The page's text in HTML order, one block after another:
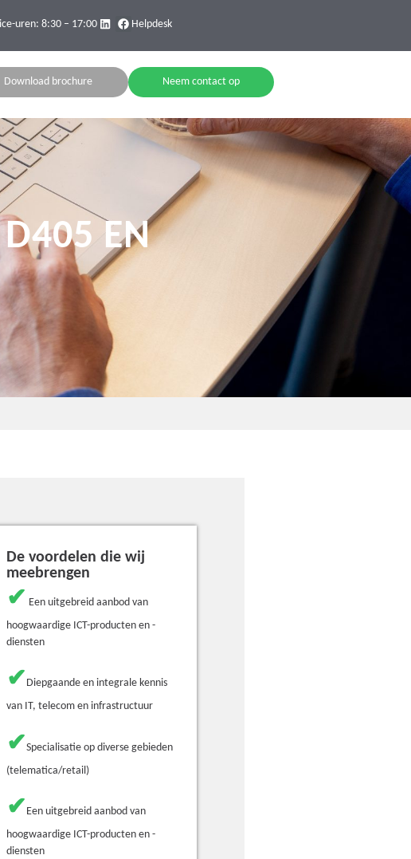
uren: 8:30 – 17:00 Helpdesk
Download brochure Neem contact op
EN
De voordelen die wij
meebrengen
✔ Een uitgebreid aanbod van
hoogwaardige ICT-producten en -
diensten
✔ Diepgaande en integrale kennis
van IT, telecom en infrastructuur
✔Specialisatie op diverse gebieden
(telematica/retail)
✔ Een uitgebreid aanbod van
hoogwaardige ICT-producten en -
diensten